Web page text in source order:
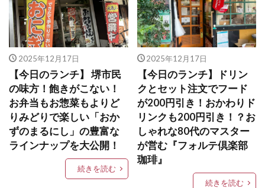
2025年12月17日
【今日のランチ】 堺市民
の味方！飽きがこない！
お弁当もお惣菜もよりど
りみどりで楽しい「おか
ずのまるにし」の豊富な
ラインナップを大公開！
続きを読む
2025年12月17日
【今日のランチ】ドリン
クとセット注文でフード
が200円引き！おかわりド
リンクも200円引き！？お
しゃれな80代のマスター
が営む『フォルテ倶楽部
珈琲』
続きを読む